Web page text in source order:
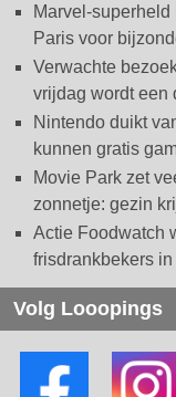
Marvel-
Paris voor
Verwachte
vrijdag wordt een
Nintendo duikt
kunnen gratis
Movie Park zet
zonnetje: gezin
Actie Foodwatch
frisdrankbekers
Volg Looopings